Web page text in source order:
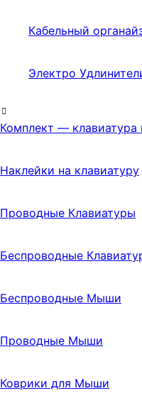
Кабельный
Электро
Комплект —
Наклейки на клавиатуру
Проводные Клавиатуры
Беспроводные
Беспроводные Мыши
Проводные Мыши
Коврики для Мыши